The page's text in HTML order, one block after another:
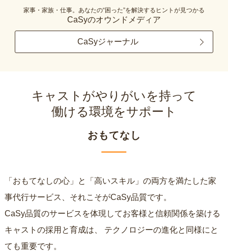
家事・家族・仕事。あなたの“困った”を解決するヒントが見つかる
CaSyのオウンドメディア
CaSyジャーナル
キャストがやりがいを持って
働ける環境をサポート
おもてなし
「おもてなしの心」と「高いスキル」の両方を満たした家
事代行サービス、それこそがCaSy品質です。
CaSy品質のサービスを体現してお客様と信頼関係を築ける
キャストの採用と育成は、
ても重要です。